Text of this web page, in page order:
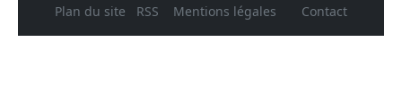
Plan du site
RSS Mentions légales Contact